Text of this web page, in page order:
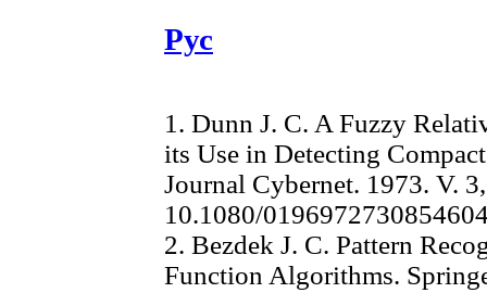
Рус
1. Dunn J. C. A Fuzzy
its Use in Detecting
Journal Cybernet. 1973. V.
10.1080/
2. Bezdek J. C. Pattern
Function Algorithms.